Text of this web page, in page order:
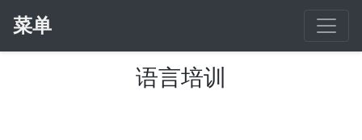
菜单
语言培训